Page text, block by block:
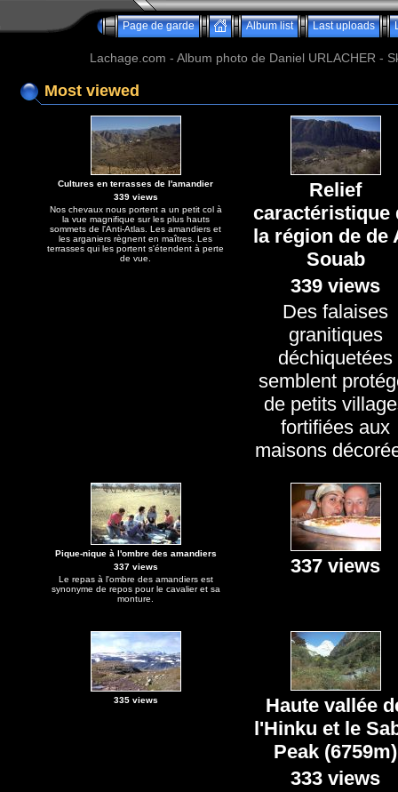
Page de garde Album list Last uploads
Lachage.com - Album photo de Daniel URLACHER -
Most viewed
Cultures en terrasses de l'amandier
339 views
Nos chevaux nous portent a un petit col à
la vue magnifique sur les plus hauts
sommets de l'Anti-Atlas. Les amandiers et
les arganiers règnent en maîtres. Les
terrasses qui les portent s'étendent à perte
de vue.
Relief
caractéristique
la région de de
Souab
339 views
Des falaises
granitiques
déchiquetées
semblent
de petits
fortifiées aux
maisons
Pique-nique à l'ombre des amandiers
337 views
Le repas à l'ombre des amandiers est
synonyme de repos pour le cavalier et sa
monture.
337 views
335 views
Haute vallée
l'Hinku et le
Peak (6759m)
333 views